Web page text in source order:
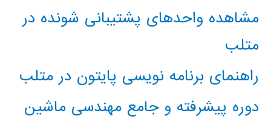
مشاهده واحدهای پشتیبانی شونده در
متلب
راهنمای برنامه نویسی پایتون در متلب
دوره پیشرفته و جامع مهندسی ماشین